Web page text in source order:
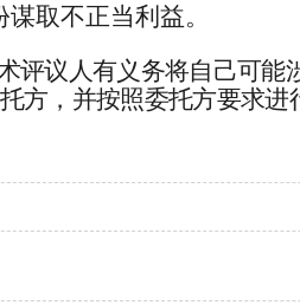
取不正当利益。
评议人有义务将自己可能
方，并按照委托方要求进